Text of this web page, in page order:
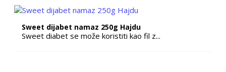
Sweet dijabet namaz 250g Hajdu
Sweet diabet se može koristiti kao fil z...